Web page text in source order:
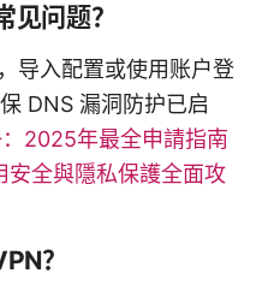
问题？
导入配置或使用账户登
DNS 漏洞防护已启
2025年最全申請指南
安全與隱私保護全面攻
？